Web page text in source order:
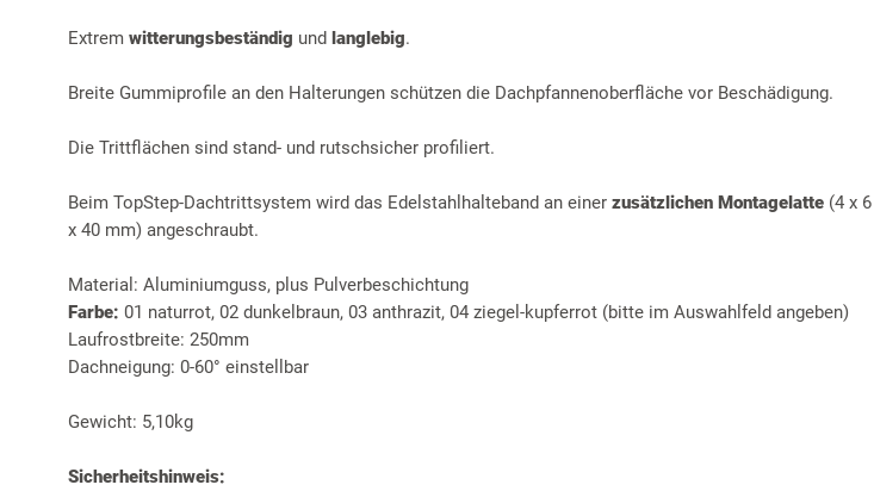
Extrem witterungsbeständig und langlebig.
Breite Gummiprofile an den Halterungen schützen die Dachpfannenoberfläche vor Beschädigung.
Die Trittflächen sind stand- und rutschsicher profiliert.
Beim TopStep-Dachtrittsystem wird das Edelstahlhalteband an einer zusätzlichen Montagelatte (4 x
x 40 mm) angeschraubt.
Material: Aluminiumguss, plus Pulverbeschichtung
Farbe: 01 naturrot, 02 dunkelbraun, 03 anthrazit, 04 ziegel-kupferrot (bitte im Auswahlfeld angeben)
Laufrostbreite: 250mm
Dachneigung: 0-60° einstellbar
Gewicht: 5,10kg
Sicherheitshinweis: